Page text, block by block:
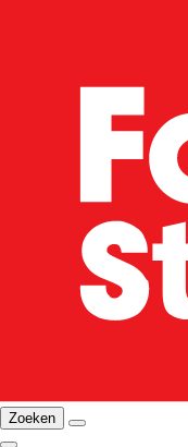
Zoeken